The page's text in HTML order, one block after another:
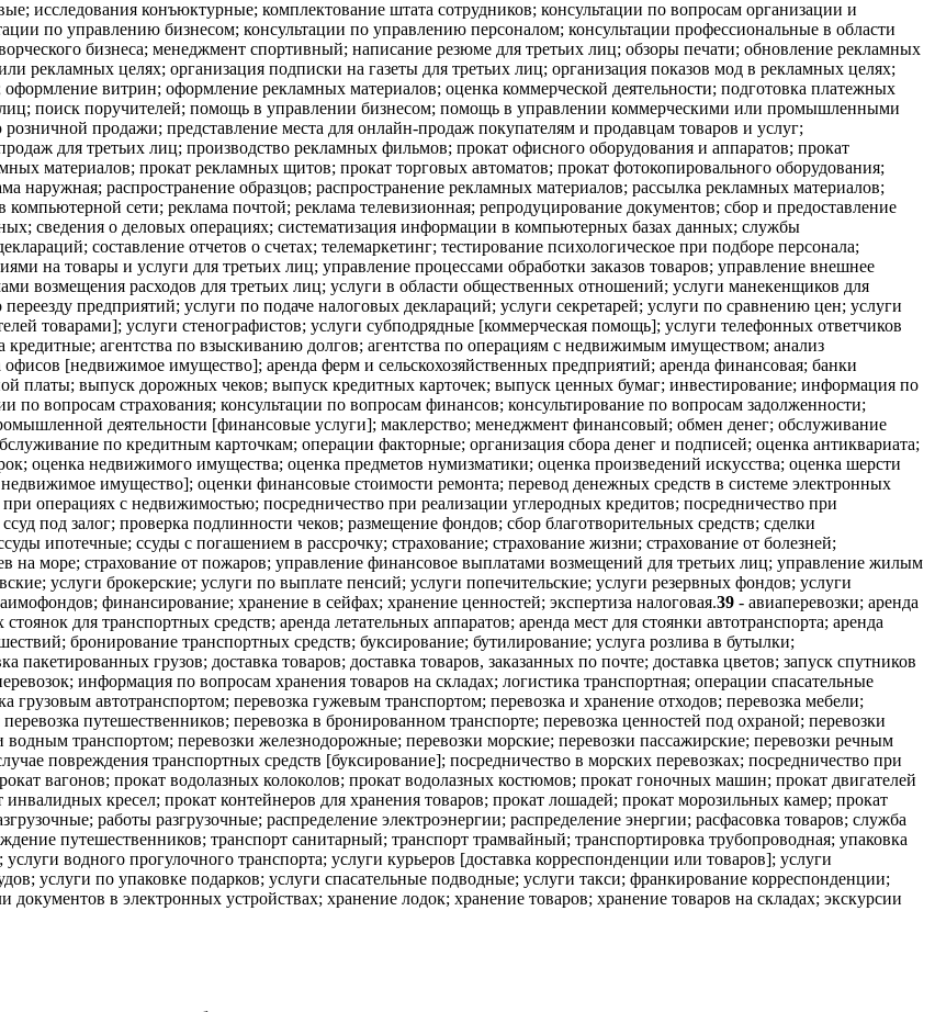
исследования конъюктурные; комплектование штата сотрудников; консультации по вопросам организации и
по управлению бизнесом; консультации по управлению персоналом; консультации профессиональные в области
бизнеса; менеджмент спортивный; написание резюме для третьих лиц; обзоры печати; обновление рекламных
рекламных целях; организация подписки на газеты для третьих лиц; организация показов мод в рекламных целях;
витрин; оформление рекламных материалов; оценка коммерческой деятельности; подготовка платежных
поиск поручителей; помощь в управлении бизнесом; помощь в управлении коммерческими или промышленными
продажи; представление места для онлайн-продаж покупателям и продавцам товаров и услуг;
для третьих лиц; производство рекламных фильмов; прокат офисного оборудования и аппаратов; прокат
материалов; прокат рекламных щитов; прокат торговых автоматов; прокат фотокопировального оборудования;
наружная; распространение образцов; распространение рекламных материалов; рассылка рекламных материалов;
сети; реклама почтой; реклама телевизионная; репродуцирование документов; сбор и предоставление
сведения о деловых операциях; систематизация информации в компьютерных базах данных; службы
составление отчетов о счетах; телемаркетинг; тестирование психологическое при подборе персонала;
на товары и услуги для третьих лиц; управление процессами обработки заказов товаров; управление внешнее
возмещения расходов для третьих лиц; услуги в области общественных отношений; услуги манекенщиков для
предприятий; услуги по подаче налоговых деклараций; услуги секретарей; услуги по сравнению цен; услуги
товарами]; услуги стенографистов; услуги субподрядные [коммерческая помощь]; услуги телефонных ответчиков
кредитные; агентства по взыскиванию долгов; агентства по операциям с недвижимым имуществом; анализ
[недвижимое имущество]; аренда ферм и сельскохозяйственных предприятий; аренда финансовая; банки
платы; выпуск дорожных чеков; выпуск кредитных карточек; выпуск ценных бумаг; инвестирование; информация по
по вопросам страхования; консультации по вопросам финансов; консультирование по вопросам задолженности;
деятельности [финансовые услуги]; маклерство; менеджмент финансовый; обмен денег; обслуживание
по кредитным карточкам; операции факторные; организация сбора денег и подписей; оценка антиквариата;
оценка недвижимого имущества; оценка предметов нумизматики; оценка произведений искусства; оценка шерсти
имущество]; оценки финансовые стоимости ремонта; перевод денежных средств в системе электронных
операциях с недвижимостью; посредничество при реализации углеродных кредитов; посредничество при
под залог; проверка подлинности чеков; размещение фондов; сбор благотворительных средств; сделки
ипотечные; ссуды с погашением в рассрочку; страхование; страхование жизни; страхование от болезней;
на море; страхование от пожаров; управление финансовое выплатами возмещений для третьих лиц; управление жилым
услуги брокерские; услуги по выплате пенсий; услуги попечительские; услуги резервных фондов; услуги
финансирование; хранение в сейфах; хранение ценностей; экспертиза налоговая.39 - авиаперевозки; аренда
для транспортных средств; аренда летательных аппаратов; аренда мест для стоянки автотранспорта; аренда
бронирование транспортных средств; буксирование; бутилирование; услуга розлива в бутылки;
пакетированных грузов; доставка товаров; доставка товаров, заказанных по почте; доставка цветов; запуск спутников
информация по вопросам хранения товаров на складах; логистика транспортная; операции спасательные
грузовым автотранспортом; перевозка гужевым транспортом; перевозка и хранение отходов; перевозка мебели;
путешественников; перевозка в бронированном транспорте; перевозка ценностей под охраной; перевозки
транспортом; перевозки железнодорожные; перевозки морские; перевозки пассажирские; перевозки речным
повреждения транспортных средств [буксирование]; посредничество в морских перевозках; посредничество при
вагонов; прокат водолазных колоколов; прокат водолазных костюмов; прокат гоночных машин; прокат двигателей
кресел; прокат контейнеров для хранения товаров; прокат лошадей; прокат морозильных камер; прокат
работы разгрузочные; распределение электроэнергии; распределение энергии; расфасовка товаров; служба
путешественников; транспорт санитарный; транспорт трамвайный; транспортировка трубопроводная; упаковка
водного прогулочного транспорта; услуги курьеров [доставка корреспонденции или товаров]; услуги
услуги по упаковке подарков; услуги спасательные подводные; услуги такси; франкирование корреспонденции;
в электронных устройствах; хранение лодок; хранение товаров; хранение товаров на складах; экскурсии